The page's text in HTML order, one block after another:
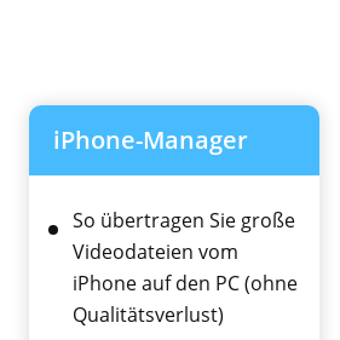
iPhone-Manager
So übertragen Sie große
Videodateien vom
iPhone auf den PC (ohne
Qualitätsverlust)